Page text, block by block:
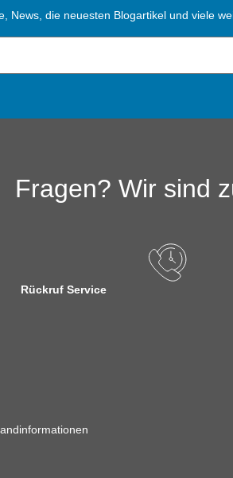
News, die neuesten Blogartikel und viele
Fragen? Wir sind
Rückruf Service